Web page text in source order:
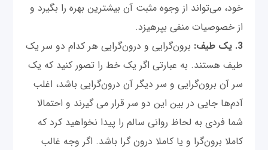
خود، می‌تواند از وجوه مثبت آن بیشترین بهره را بگیرد و
از خصوصیات منفی بپرهیزد.
3. یک طیف:
برون‌گرایی و درون‌گرایی هر کدام دو سر یک
طیف هستند. به عبارتی اگر یک خط را تصور کنید که یک
سر آن برون‌گرایی و سر دیگر آن درون‌گرایی باشد، اغلب
آدم‌ها جایی در بین این دو سر قرار می گیرند و احتمالا
شما فردی به لحاظ روانی سالم را پیدا نخواهید کرد که
کاملا برون‌گرا و یا کاملا درون گرا باشد. اگر وجه غالب